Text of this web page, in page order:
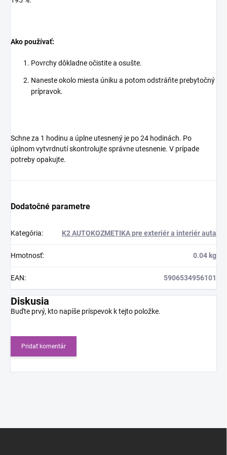
Ako používať:
Povrchy dôkladne očistite a osušte.
Naneste okolo miesta úniku a potom odstráňte prebytočný
prípravok.
Schne za 1 hodinu a úplne utesnený je po 24 hodinách. Po
úplnom vytvrdnutí skontrolujte správne utesnenie. V prípade
potreby opakujte.
Dodatočné parametre
Kategória: K2 AUTOKOZMETIKA pre exteriér a interiér auta
Hmotnosť: 0.04 kg
EAN: 5906534956101
Diskusia
Buďte prvý, kto napíše príspevok k tejto položke.
Pridať komentár